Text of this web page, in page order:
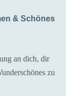
& Schönes
an dich, dir
zu